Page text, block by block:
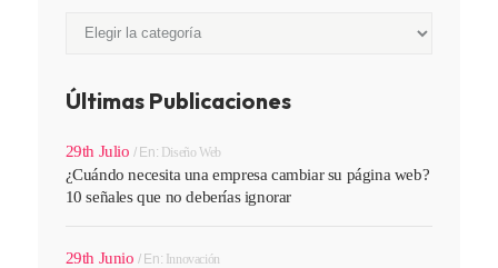
Categorías
Últimas Publicaciones
29th JulioEn: Diseño Web
¿Cuándo necesita una empresa cambiar su página web?
10 señales que no deberías ignorar
29th JunioEn: Innovación